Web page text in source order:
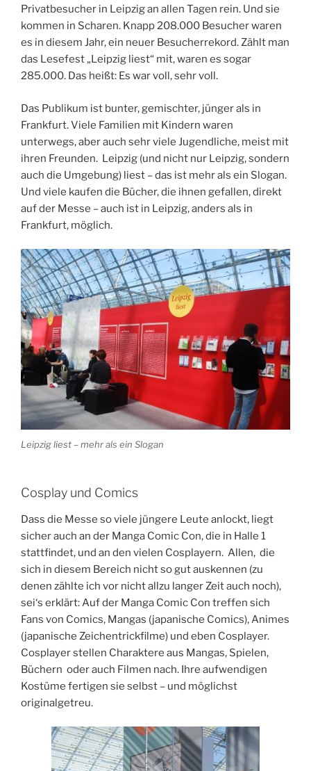
Privatbesucher in Leipzig an allen Tagen rein. Und sie
kommen in Scharen. Knapp 208.000 Besucher waren
es in diesem Jahr, ein neuer Besucherrekord. Zählt man
das Lesefest „Leipzig liest“ mit, waren es sogar
285.000. Das heißt: Es war voll, sehr voll.
Das Publikum ist bunter, gemischter, jünger als in
Frankfurt. Viele Familien mit Kindern waren
unterwegs, aber auch sehr viele Jugendliche, meist mit
ihren Freunden. Leipzig (und nicht nur Leipzig, sondern
auch die Umgebung) liest – das ist mehr als ein Slogan.
Und viele kaufen die Bücher, die ihnen gefallen, direkt
auf der Messe – auch ist in Leipzig, anders als in
Frankfurt, möglich.
Leipzig liest – mehr als ein Slogan
Cosplay und Comics
Dass die Messe so viele jüngere Leute anlockt, liegt
sicher auch an der Manga Comic Con, die in Halle 1
stattfindet, und an den vielen Cosplayern. Allen, die
sich in diesem Bereich nicht so gut auskennen (zu
denen zählte ich vor nicht allzu langer Zeit auch noch),
sei‘s erklärt: Auf der Manga Comic Con treffen sich
Fans von Comics, Mangas (japanische Comics), Animes
(japanische Zeichentrickfilme) und eben Cosplayer.
Cosplayer stellen Charaktere aus Mangas, Spielen,
Büchern oder auch Filmen nach. Ihre aufwendigen
Kostüme fertigen sie selbst – und möglichst
originalgetreu.